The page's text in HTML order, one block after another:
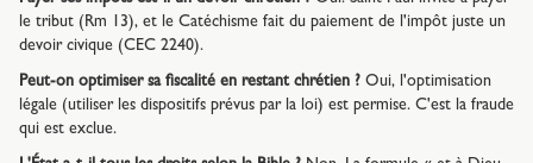
le tribut (Rm 13), et le Catéchisme fait du paiement de l'impôt juste un
devoir civique (CEC 2240).
Peut-on optimiser sa fiscalité en restant chrétien ? Oui, l'optimisation
légale (utiliser les dispositifs prévus par la loi) est permise. C'est la fraude
qui est exclue.